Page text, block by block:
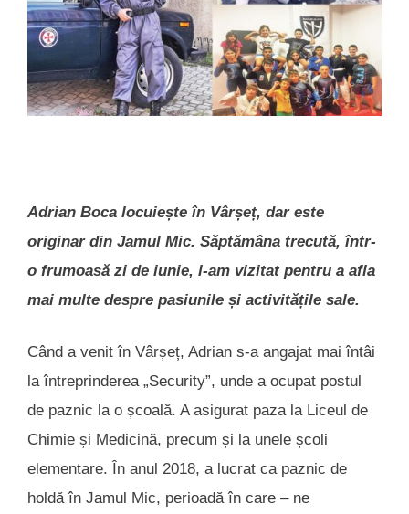
Adrian Boca locuiește în Vârșeț, dar este
originar din Jamul Mic. Săptămâna trecută, într-
o frumoasă zi de iunie, l-am vizitat pentru a afla
mai multe despre pasiunile și activitățile sale.
Când a venit în Vârșeț, Adrian s-a angajat mai întâi
la întreprinderea „Security”, unde a ocupat postul
de paznic la o școală. A asigurat paza la Liceul de
Chimie și Medicină, precum și la unele școli
elementare. În anul 2018, a lucrat ca paznic de
holdă în Jamul Mic, perioadă în care – ne